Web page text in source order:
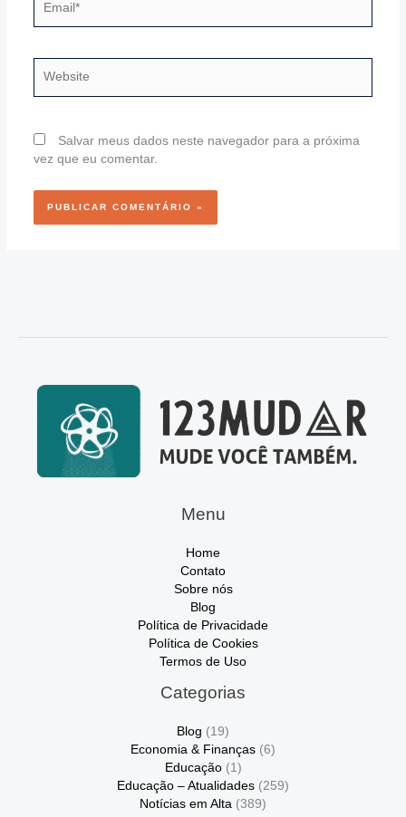
Salvar meus dados neste navegador para a próxima
vez que eu comentar.
Menu
Home
Contato
Sobre nós
Blog
Política de Privacidade
Política de Cookies
Termos de Uso
Categorias
Blog (19)
Economia & Finanças (6)
Educação(1)
Educação – Atualidades (259)
Notícias em Alta (389)